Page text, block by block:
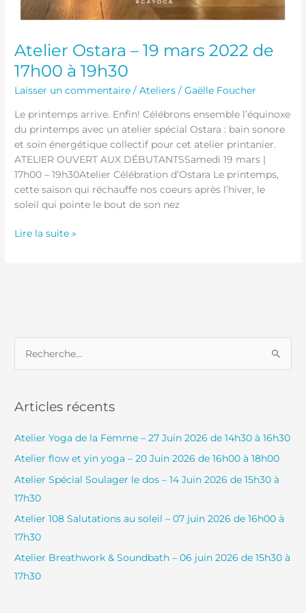
Atelier Ostara – 19 mars 2022 de
17h00 à 19h30
Laisser un commentaire /Ateliers /Gaëlle Foucher
Le printemps arrive. Enfin! Célébrons ensemble l’équinoxe
du printemps avec un atelier spécial Ostara : bain sonore
et soin énergétique collectif pour cet atelier printanier.
ATELIER OUVERT AUX DÉBUTANTSSamedi 19 mars |
17h00 – 19h30Atelier Célébration d’Ostara Le printemps,
cette saison qui réchauffe nos coeurs après l’hiver, le
soleil qui pointe le bout de son nez
Lire la suite »
h
h
e
r
:
Articles récents
Atelier Yoga de la Femme – 27 Juin 2026 de 14h30 à 16h30
Atelier flow et yin yoga – 20 Juin 2026 de 16h00 à 18h00
Atelier Spécial Soulager le dos – 14 Juin 2026 de 15h30 à
17h30
Atelier 108 Salutations au soleil – 07 juin 2026 de 16h00 à
17h30
Atelier Breathwork & Soundbath – 06 juin 2026 de 15h30 à
17h30